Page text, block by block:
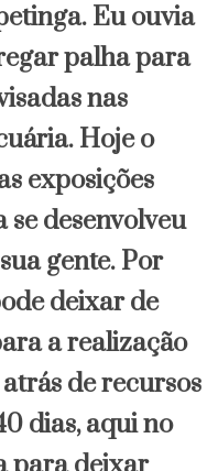
Eu ouvia
palha para
nas
Hoje o
exposições
desenvolveu
gente. Por
deixar de
a realização
de recursos
dias, aqui no